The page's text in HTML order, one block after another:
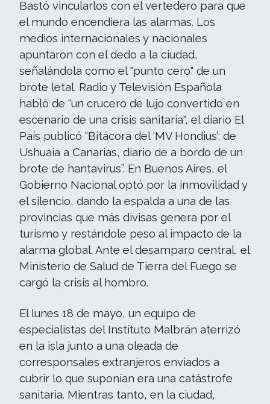
Bastó vincularlos con el vertedero para que
el mundo encendiera las alarmas. Los
medios internacionales y nacionales
apuntaron con el dedo a la ciudad,
señalándola como el "punto cero" de un
brote letal. Radio y Televisión Española
habló de “un crucero de lujo convertido en
escenario de una crisis sanitaria", el diario El
País publicó “Bitácora del ‘MV Hondius’: de
Ushuaia a Canarias, diario de a bordo de un
brote de hantavirus”. En Buenos Aires, el
Gobierno Nacional optó por la inmovilidad y
el silencio, dando la espalda a una de las
provincias que más divisas genera por el
turismo y restándole peso al impacto de la
alarma global. Ante el desamparo central, el
Ministerio de Salud de Tierra del Fuego se
cargó la crisis al hombro.
El lunes 18 de mayo, un equipo de
especialistas del Instituto Malbrán aterrizó
en la isla junto a una oleada de
corresponsales extranjeros enviados a
cubrir lo que suponían era una catástrofe
sanitaria. Mientras tanto, en la ciudad,